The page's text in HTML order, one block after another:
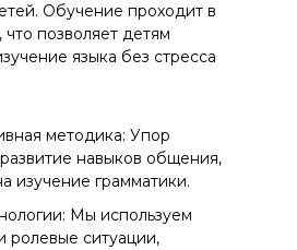
Обучение проходит в
позволяет детям
языка без стресса
методика: Упор
навыков общения,
изучение грамматики.
Мы используем
ролевые ситуации,